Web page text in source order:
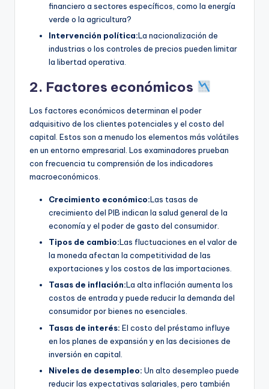
financiero a sectores específicos, como la energía
verde o la agricultura?
Intervención política:La nacionalización de
industrias o los controles de precios pueden limitar
la libertad operativa.
2. Factores económicos
Los factores económicos determinan el poder
adquisitivo de los clientes potenciales y el costo del
capital. Estos son a menudo los elementos más volátiles
en un entorno empresarial. Los examinadores prueban
con frecuencia tu comprensión de los indicadores
macroeconómicos.
Crecimiento económico:Las tasas de
crecimiento del PIB indican la salud general de la
economía y el poder de gasto del consumidor.
Tipos de cambio:Las fluctuaciones en el valor de
la moneda afectan la competitividad de las
exportaciones y los costos de las importaciones.
Tasas de inflación:La alta inflación aumenta los
costos de entrada y puede reducir la demanda del
consumidor por bienes no esenciales.
Tasas de interés: El costo del préstamo influye
en los planes de expansión y en las decisiones de
inversión en capital.
Niveles de desempleo: Un alto desempleo puede
reducir las expectativas salariales, pero también